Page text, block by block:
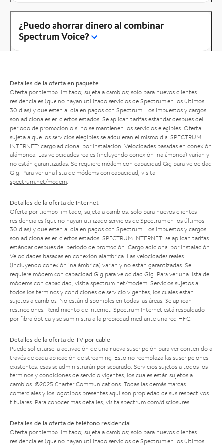
¿Puedo ahorrar dinero al combinar
Spectrum Voice?
Detalles de la oferta en paquete
Oferta por tiempo limitado; sujeta a cambios; solo para nuevos clientes
residenciales (que no hayan utilizado servicios de Spectrum en los últimos
30 días) y que estén al día en pagos con Spectrum. Los impuestos y cargos
son adicionales en ciertos estados. Se aplican tarifas estándar después del
período de promoción o si no se mantienen los servicios elegibles. Oferta
sujeta a que los servicios elegibles se adquieran el mismo día. SPECTRUM
INTERNET: cargo adicional por instalación. Velocidades basadas en conexión
alámbrica. Las velocidades reales (incluyendo conexión inalámbrica) varían y
no están garantizadas. Se requiere módem con capacidad Gig para velocidad
Gig. Para ver una lista de módems con capacidad, visita
spectrum.net/modem
Detalles de la oferta de Internet
Oferta por tiempo limitado; sujeta a cambios; solo para nuevos clientes
residenciales (que no hayan utilizado servicios de Spectrum en los últimos
30 días) y que estén al día en pagos con Spectrum. Los impuestos y cargos
son adicionales en ciertos estados. SPECTRUM INTERNET: se aplican tarifas
estándar después del período de promoción. Cargo adicional por instalación.
Velocidades basadas en conexión alámbrica. Las velocidades reales
(incluyendo conexión inalámbrica) varían y no están garantizadas. Se
requiere módem con capacidad Gig para velocidad Gig. Para ver una lista de
módems con capacidad, visita spectrum.net/modem . Servicios sujetos a
todos los términos y condiciones de servicio vigentes, los cuales están
sujetos a cambios. No están disponibles en todas las áreas. Se aplican
restricciones. Rendimiento de Internet: Spectrum Internet está respaldado
por fibra óptica y se suministra a la propiedad mediante una red HFC.
Detalles de la oferta de TV por cable
Puede solicitarse la activación de una nueva suscripción para ver contenido a
través de cada aplicación de streaming. Esto no reemplaza las suscripciones
existentes; esas se administrarán por separado. Servicios sujetos a todos los
términos y condiciones de servicio vigentes, los cuales están sujetos a
cambios. ©2025 Charter Communications. Todas las demás marcas
comerciales y los logotipos presentes aquí son propiedad de sus respectivos
titulares. Para conocer más detalles, visita spectrum.com/disclosures
Detalles de la oferta de teléfono residencial
Oferta por tiempo limitado; sujeta a cambios; solo para nuevos clientes
residenciales (que no hayan utilizado servicios de Spectrum en los últimos